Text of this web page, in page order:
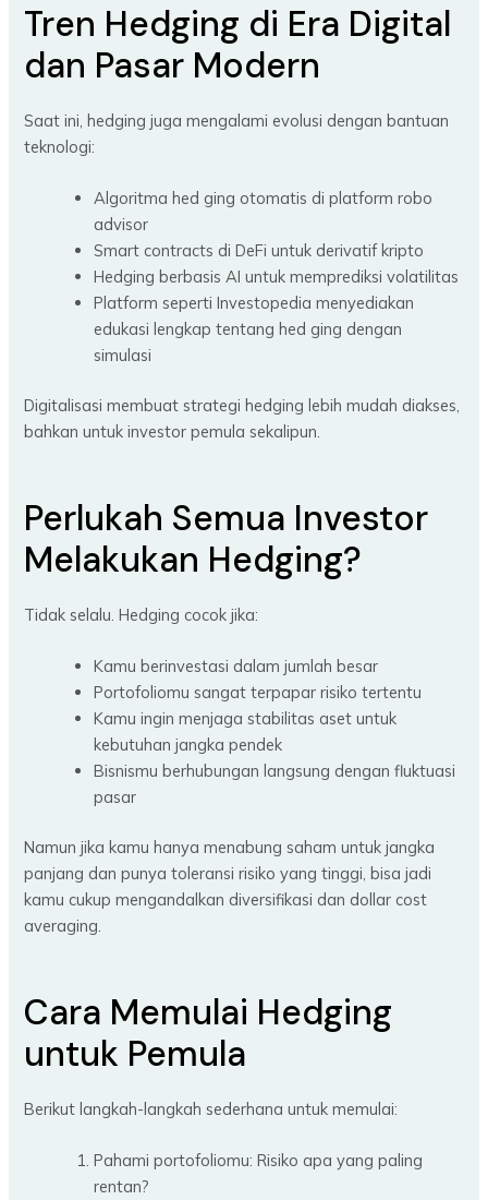
Tren Hedging di Era Digital
dan Pasar Modern
Saat ini, hedging juga mengalami evolusi dengan bantuan
teknologi:
Algoritma hed ging otomatis di platform robo
advisor
Smart contracts di DeFi untuk derivatif kripto
Hedging berbasis AI untuk memprediksi volatilitas
Platform seperti Investopedia menyediakan
edukasi lengkap tentang hed ging dengan
simulasi
Digitalisasi membuat strategi hedging lebih mudah diakses,
bahkan untuk investor pemula sekalipun.
Perlukah Semua Investor
Melakukan Hedging?
Tidak selalu. Hedging cocok jika:
Kamu berinvestasi dalam jumlah besar
Portofoliomu sangat terpapar risiko tertentu
Kamu ingin menjaga stabilitas aset untuk
kebutuhan jangka pendek
Bisnismu berhubungan langsung dengan fluktuasi
pasar
Namun jika kamu hanya menabung saham untuk jangka
panjang dan punya toleransi risiko yang tinggi, bisa jadi
kamu cukup mengandalkan diversifikasi dan dollar cost
averaging.
Cara Memulai Hedging
untuk Pemula
Berikut langkah-langkah sederhana untuk memulai:
Pahami portofoliomu: Risiko apa yang paling
rentan?